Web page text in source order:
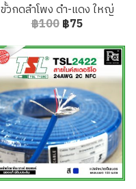
ขั้วกดลำโพง ดำ-แดง ใหญ่
฿100 ฿75